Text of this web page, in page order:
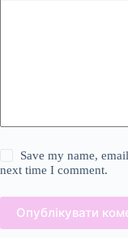
Save my name,
next time I comment.
Опублікувати